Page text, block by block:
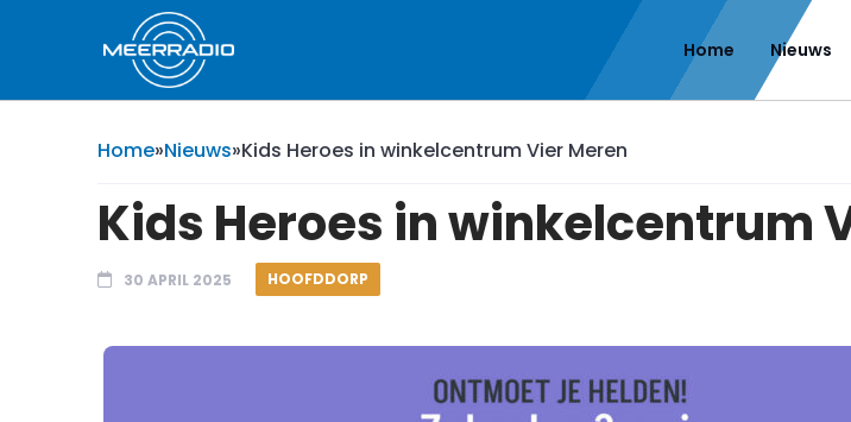
Home Nieuws
Home»Nieuws»Kids Heroes in winkelcentrum Vier Meren
Kids Heroes in winkelcentrum
30 APRIL 2025 HOOFDDORP